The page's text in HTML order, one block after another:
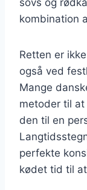
kombination
Retten er
også ved
Mange
metoder til
den til en
perfekte
kødet tid til